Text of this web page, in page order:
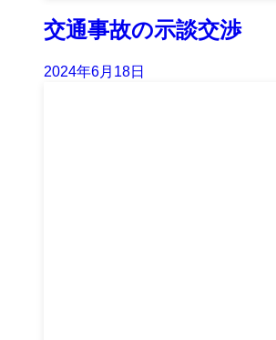
交通事故の示談交渉
2024年6月18日